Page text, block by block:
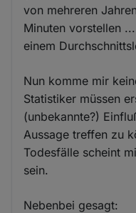
von mehreren
Minuten vorstellen
einem
Nun komme mir
Statistiker müssen
(unbekannte?)
Aussage treffen zu
Todesfälle scheint
sein.
Nebenbei gesagt: